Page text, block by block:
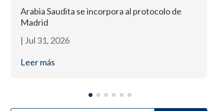
Arabia Saudita se incorpora al protocolo de
Madrid
| Jul 31, 2026
Leer más